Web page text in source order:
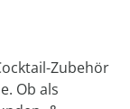
Zubehör
Ob als